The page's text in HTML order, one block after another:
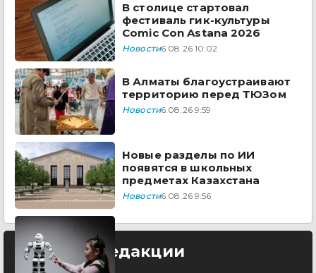
В столице стартовал
фестиваль гик-культуры
Comic Con Astana 2026
Новости6.08.26 10:02
В Алматы благоустраивают
территорию перед ТЮЗом
Новости6.08.26 9:59
Новые разделы по ИИ
появятся в школьных
предметах Казахстана
Новости6.08.26 9:56
Выбор редакции